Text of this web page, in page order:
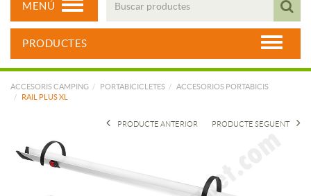
MENÚ
PRODUCTES
ACCESORIS CAMPING PORTABICICLETES
ACCESORIOS PORTABICIS
RAIL PLUS XL
PRODUCTE SEGUENT
PRODUCTE ANTERIOR